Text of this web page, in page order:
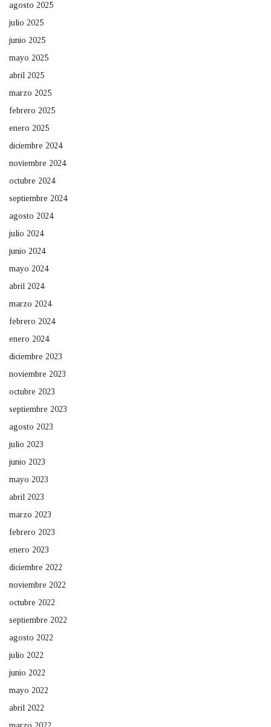
agosto 2025
julio 2025
junio 2025
mayo 2025
abril 2025
marzo 2025
febrero 2025
enero 2025
diciembre 2024
noviembre 2024
octubre 2024
septiembre 2024
agosto 2024
julio 2024
junio 2024
mayo 2024
abril 2024
marzo 2024
febrero 2024
enero 2024
diciembre 2023
noviembre 2023
octubre 2023
septiembre 2023
agosto 2023
julio 2023
junio 2023
mayo 2023
abril 2023
marzo 2023
febrero 2023
enero 2023
diciembre 2022
noviembre 2022
octubre 2022
septiembre 2022
agosto 2022
julio 2022
junio 2022
mayo 2022
abril 2022